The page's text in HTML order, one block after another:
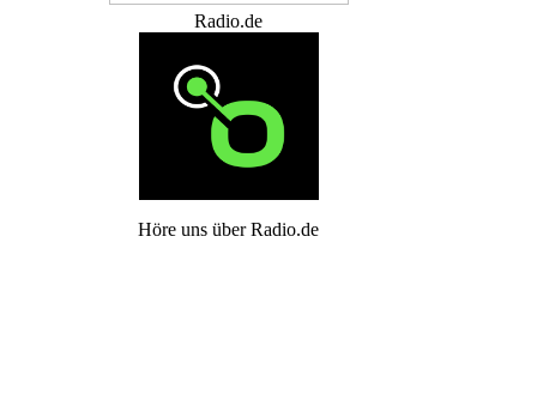
Radio.de
Höre uns über Radio.de